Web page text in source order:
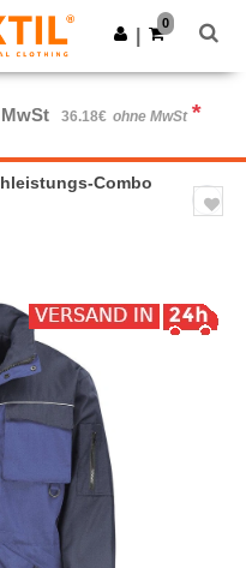
App holen
0
36.18€ ohne MwSt *
Combo